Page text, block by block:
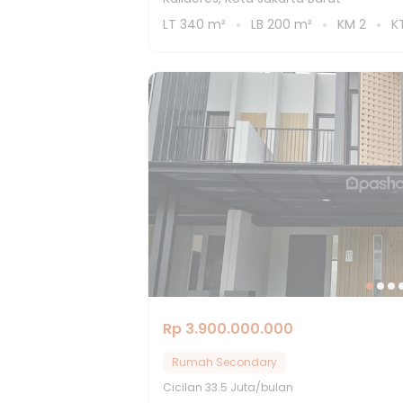
LT 340 m² LB 200 m² KM 2
Rp 3.900.000.000
Rumah Secondary
Cicilan 33.5 Juta/bulan